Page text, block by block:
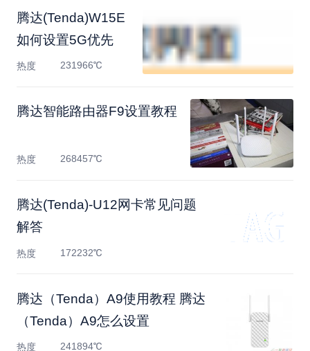
腾达(Tenda)W15E
如何设置5G优先
热度 231966℃
腾达智能路由器F9设置教程
热度 268457℃
腾达(Tenda)-U12网卡常见问题
解答
热度 172232℃
腾达（Tenda）A9使用教程 腾达
（Tenda）A9怎么设置
热度 241894℃